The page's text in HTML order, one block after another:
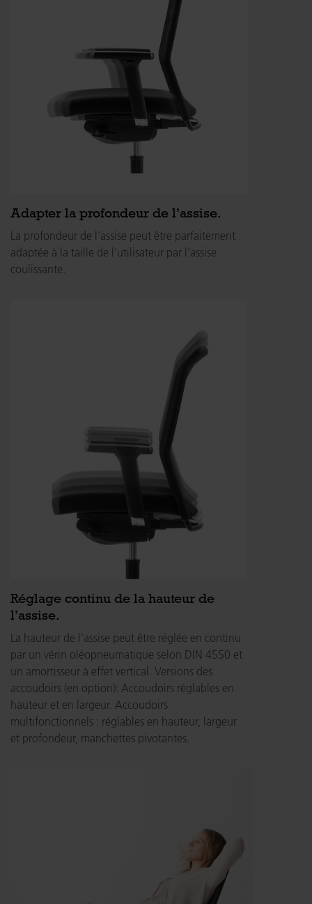
Adapter la profondeur de l’assise.
La profondeur de l’assise peut être parfaitement
adaptée à la taille de l’utilisateur par l’assise
coulissante.
Réglage continu de la hauteur de
l’assise.
La hauteur de l’assise peut être réglée en continu
par un vérin oléopneumatique selon DIN 4550 et
un amortisseur à effet vertical. Versions des
accoudoirs (en option): Accoudoirs réglables en
hauteur et en largeur. Accoudoirs
multifonctionnels : réglables en hauteur, largeur
et profondeur, manchettes pivotantes.